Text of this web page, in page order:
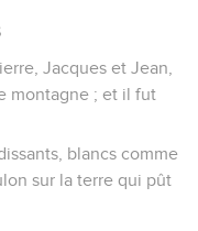
Jacques et Jean,
montagne ; et il fut
blancs comme
sur la terre qui pût